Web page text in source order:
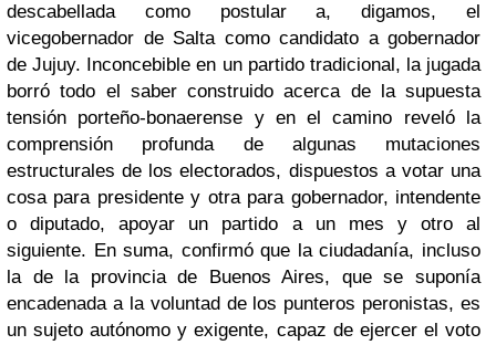
descabellada como postular a, digamos, el
vicegobernador de Salta como candidato a gobernador
de Jujuy. Inconcebible en un partido tradicional, la jugada
borró todo el saber construido acerca de la supuesta
tensión porteño-bonaerense y en el camino reveló la
comprensión profunda de algunas mutaciones
estructurales de los electorados, dispuestos a votar una
cosa para presidente y otra para gobernador, intendente
o diputado, apoyar un partido a un mes y otro al
siguiente. En suma, confirmó que la ciudadanía, incluso
la de la provincia de Buenos Aires, que se suponía
encadenada a la voluntad de los punteros peronistas, es
un sujeto autónomo y exigente, capaz de ejercer el voto